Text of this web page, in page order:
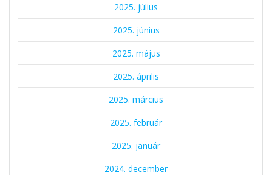
2025. július
2025. június
2025. május
2025. április
2025. március
2025. február
2025. január
2024. december